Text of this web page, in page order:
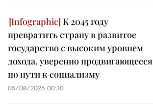
К 2045 году
превратить страну в развитое
государство с высоким уровнем
дохода, уверенно продвигающееся
по пути к социализму
05/08/2026 00:30